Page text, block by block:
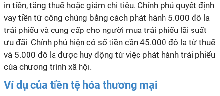
in tiền, tăng thuế hoặc giảm chi tiêu. Chính phủ quyết định
vay tiền từ công chúng bằng cách phát hành 5.000 đô la
trái phiếu và cung cấp cho người mua trái phiếu lãi suất
ưu đãi. Chính phủ hiện có số tiền cần 45.000 đô la từ thuế
và 5.000 đô la được huy động từ việc phát hành trái phiếu
của chương trình xã hội.
Ví dụ của tiền tệ hóa thương mại